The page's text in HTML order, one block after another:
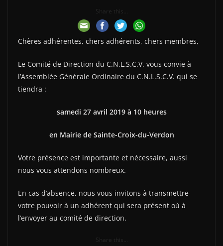
Share this...
Chères adhérentes, chers adhérents, chers membres,
Le Comité de Direction du C.N.L.S.C.V. vous convie à
l’Assemblée Générale Ordinaire du C.N.L.S.C.V. qui se
tiendra :
samedi 27 avril 2019 à 10 heures
en Mairie de Sainte-Croix-du-Verdon
Votre présence est importante et nécessaire, aussi
nous vous attendons nombreux.
En cas d’absence, nous vous invitons à transmettre
votre pouvoir à un adhérent qui sera présent où à
l’envoyer au comité de direction.
Share this...